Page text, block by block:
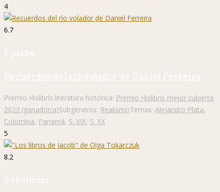
4
6.7
P. plebe
Recuerdos del río volador de Daniel Ferreira
Premio Hislibris literatura histórica: Premio Hislibris mejor cubierta
2023 (ganador/a)Subgéneros: RealismoTemas: Alejandro Plata,
Colombia, Panamá, S. XIX, S. XX
5
8.2
P. Hislibris